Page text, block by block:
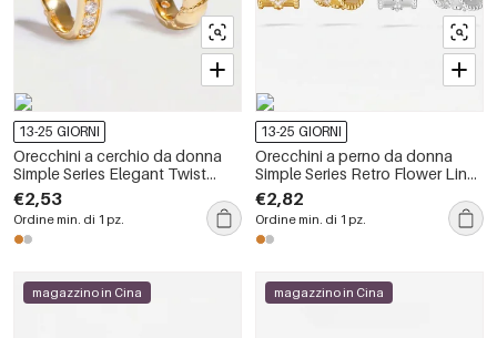
13-25 GIORNI
Orecchini a cerchio da donna
Simple Series Elegant Twist
color rame e oro.
€2,53
Ordine min. di 1 pz.
13-25 GIORNI
Orecchini a perno da donna
Simple Series Retro Flower Lines
color rame e oro.
€2,82
Ordine min. di 1 pz.
magazzino in Cina magazzino in Cina